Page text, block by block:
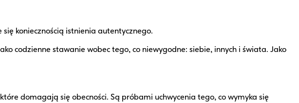
koniecznością istnienia autentycznego.
codzienne stawanie wobec tego, co niewygodne: siebie, innych i świata. Jako
domagają się obecności. Są próbami uchwycenia tego, co wymyka się